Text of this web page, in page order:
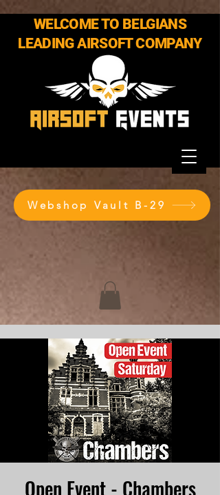
WELCOME TO BELGIANS
LEADING AIRSOFT COMPANY
Webshop Vault B-29
Open Event - Chambers